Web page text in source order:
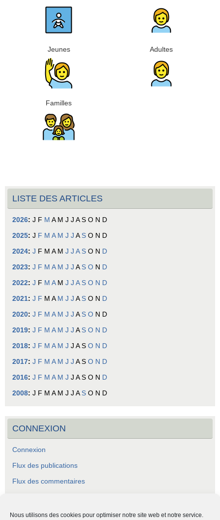
Nous utilisons des cookies pour optimiser notre site web et notre service.
Jeunes Adultes
Familles
LISTE DES ARTICLES
2026: J F M A M J J A S O N D
2025: J F M A M J J A S O N D
2024: J F M A M J J A S O N D
2023: J F M A M J J A S O N D
2022: J F M A M J J A S O N D
2021: J F M A M J J A S O N D
2020: J F M A M J J A S O N D
2019: J F M A M J J A S O N D
2018: J F M A M J J A S O N D
2017: J F M A M J J A S O N D
2016: J F M A M J J A S O N D
2008: J F M A M J J A S O N D
CONNEXION
Connexion
Flux des publications
Flux des commentaires